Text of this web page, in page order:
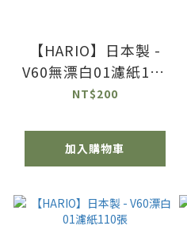
【HARIO】日本製 -
V60無漂白01濾紙110
張
NT$200
加入購物車